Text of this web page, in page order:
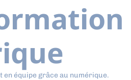
équipe grâce au numérique.